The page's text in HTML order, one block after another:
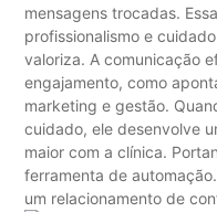
mensagens trocadas.
profissionalismo e
valoriza. A comunicação
engajamento, como
marketing e gestão.
cuidado, ele desenvolve
maior com a clínica.
ferramenta de
um relacionamento de